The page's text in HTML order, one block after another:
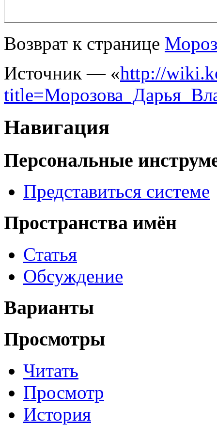
Возврат к странице
Источник — «http://
Навигация
Персональные
Представиться системе
Пространства имён
Статья
Обсуждение
Варианты
Просмотры
Читать
Просмотр
История